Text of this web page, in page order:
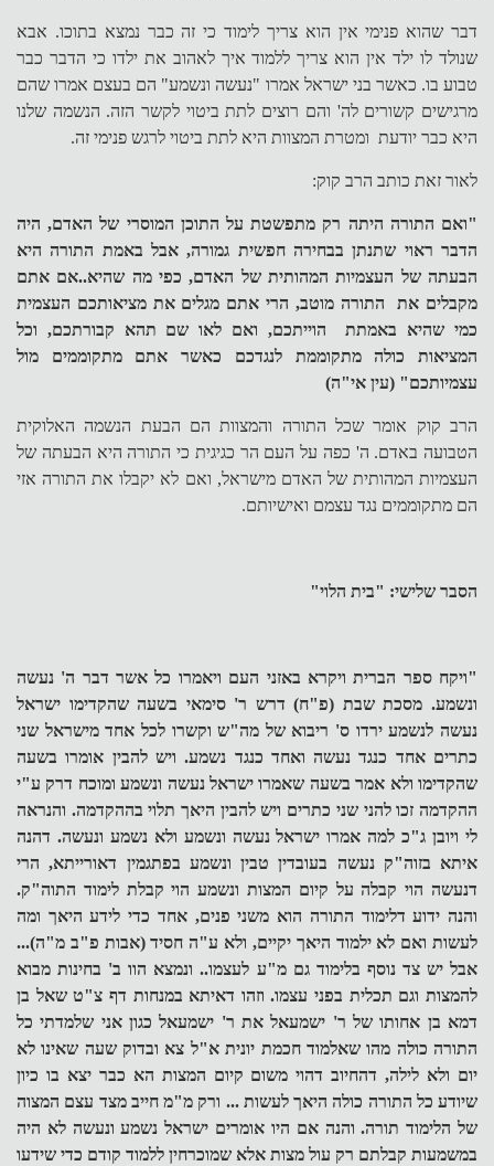
דבר שהוא פנימי אין הוא צריך לימוד כי זה כבר נמצא בתוכו. אבא
שנולד לו ילד אין הוא צריך ללמוד איך לאהוב את ילדו כי הדבר כבר
טבוע בו. כאשר בני ישראל אמרו "נעשה ונשמע" הם בעצם אמרו שהם
מרגישים קשורים לה' והם רוצים לתת ביטוי לקשר הזה. הנשמה שלנו
היא כבר יודעת ומטרת המצוות היא לתת ביטוי לרגש פנימי זה.
לאור זאת כותב הרב קוק:
"ואם התורה היתה רק מתפשטת על התוכן המוסרי של האדם, היה
הדבר ראוי שתנתן בבחירה חפשית גמורה, אבל באמת התורה היא
הבעתה של העצמיות המהותית של האדם, כפי מה שהיא..אם אתם
מקבלים את התורה מוטב, הרי אתם מגלים את מציאותכם העצמית
כמי שהיא באמתת הוייתכם, ואם לאו שם תהא קבורתכם, וכל
המציאות כולה מתקוממת לנגדכם כאשר אתם מתקוממים מול
עצמיותכם" (עין אי"ה)
הרב קוק אומר שכל התורה והמצוות הם הבעת הנשמה האלוקית
הטבועה באדם. ה' כפה על העם הר כגיגית כי התורה היא הבעתה של
העצמיות המהותית של האדם מישראל, ואם לא יקבלו את התורה אזי
הם מתקוממים נגד עצמם ואישיותם.
הסבר שלישי: "בית הלוי"
"ויקח ספר הברית ויקרא באזני העם ויאמרו כל אשר דבר ה' נעשה
ונשמע. מסכת שבת (פ"ח) דרש ר' סימאי בשעה שהקדימו ישראל
נעשה לנשמע ירדו ס' ריבוא של מה"ש וקשרו לכל אחד מישראל שני
כתרים אחד כנגד נעשה ואחד כנגד נשמע. ויש להבין אומרו בשעה
שהקדימו ולא אמר בשעה שאמרו ישראל נעשה ונשמע ומוכח דרק ע"י
ההקדמה זכו להני שני כתרים ויש להבין היאך תלוי בההקדמה. והנראה
לי ויובן ג"כ למה אמרו ישראל נעשה ונשמע ולא נשמע ונעשה. דהנה
איתא בזוה"ק נעשה בעובדין טבין ונשמע בפתגמין דאורייתא, הרי
דנעשה הוי קבלה על קיום המצות ונשמע הוי קבלת לימוד התוה"ק.
והנה ידוע דלימוד התורה הוא משני פנים, אחד כדי לידע היאך ומה
לעשות ואם לא ילמוד היאך יקיים, ולא ע"ה חסיד (אבות פ"ב מ"ה)...
אבל יש צד נוסף בלימוד גם מ"ע לעצמו.. ונמצא הוו ב' בחינות מבוא
להמצות וגם תכלית בפני עצמו. וזהו דאיתא במנחות דף צ"ט שאל בן
דמא בן אחותו של ר' ישמעאל את ר' ישמעאל כגון אני שלמדתי כל
התורה כולה מהו שאלמוד חכמת יונית א"ל צא ובדוק שעה שאינו לא
יום ולא לילה, דהחיוב דהוי משום קיום המצות הא כבר יצא בו כיון
שיודע כל התורה כולה היאך לעשות ... ורק מ"מ חייב מצד עצם המצוה
של הלימוד תורה. והנה אם היו אומרים ישראל נשמע ונעשה לא היה
במשמעות קבלתם רק עול מצות אלא שמוכרחין ללמוד קודם כדי שידעו